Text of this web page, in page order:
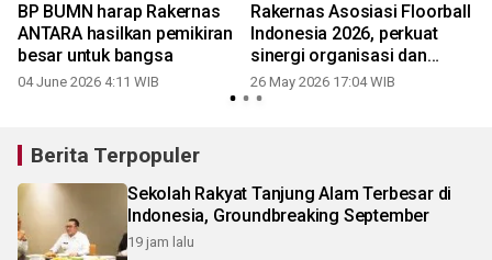
BP BUMN harap Rakernas
ANTARA hasilkan pemikiran
besar untuk bangsa
04 June 2026 4:11 WIB
Rakernas Asosiasi Floorball
Indonesia 2026, perkuat
sinergi organisasi dan
pembinaan prestasi
26 May 2026 17:04 WIB
Berita Terpopuler
Sekolah Rakyat Tanjung Alam Terbesar di
Indonesia, Groundbreaking September
19 jam lalu